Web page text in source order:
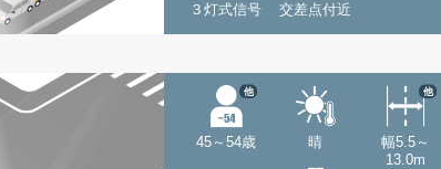
３灯式信号 交差点付近
45～54歳
他
晴
幅5.5～
13.0m
他